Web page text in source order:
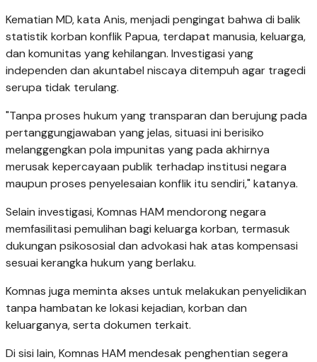
Kematian MD, kata Anis, menjadi pengingat bahwa di balik
statistik korban konflik Papua, terdapat manusia, keluarga,
dan komunitas yang kehilangan. Investigasi yang
independen dan akuntabel niscaya ditempuh agar tragedi
serupa tidak terulang.
"Tanpa proses hukum yang transparan dan berujung pada
pertanggungjawaban yang jelas, situasi ini berisiko
melanggengkan pola impunitas yang pada akhirnya
merusak kepercayaan publik terhadap institusi negara
maupun proses penyelesaian konflik itu sendiri," katanya.
Selain investigasi, Komnas HAM mendorong negara
memfasilitasi pemulihan bagi keluarga korban, termasuk
dukungan psikososial dan advokasi hak atas kompensasi
sesuai kerangka hukum yang berlaku.
Komnas juga meminta akses untuk melakukan penyelidikan
tanpa hambatan ke lokasi kejadian, korban dan
keluarganya, serta dokumen terkait.
Di sisi lain, Komnas HAM mendesak penghentian segera